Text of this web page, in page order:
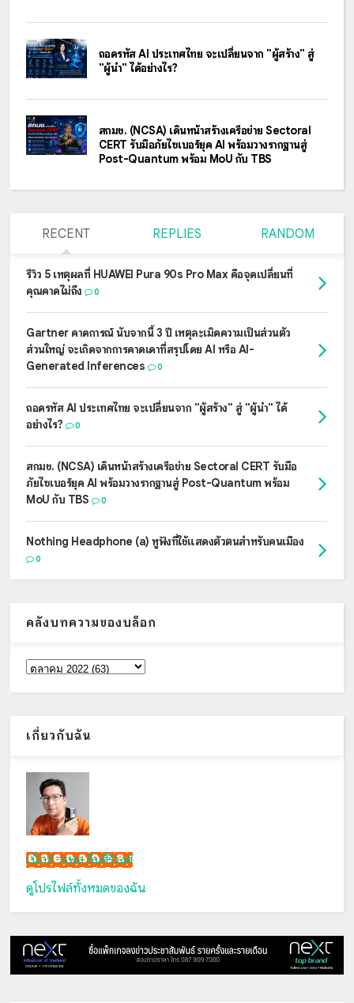
ถอดรหัส AI ประเทศไทย จะเปลี่ยนจาก "ผู้สร้าง" สู่
"ผู้นำ" ได้อย่างไร?
สกมช. (NCSA) เดินหน้าสร้างเครือข่าย Sectoral
CERT รับมือภัยไซเบอร์ยุค AI พร้อมวางรากฐานสู่
Post-Quantum พร้อม MoU กับ TBS
RECENT REPLIES RANDOM
รีวิว 5 เหตุผลที่ HUAWEI Pura 90s Pro Max คือจุดเปลี่ยนที่
คุณคาดไม่ถึง
0
Gartner คาดการณ์ นับจากนี้ 3 ปี เหตุละเมิดความเป็นส่วนตัว
ส่วนใหญ่ จะเกิดจากการคาดเดาที่สรุปโดย AI หรือ AI-
Generated Inferences
0
ถอดรหัส AI ประเทศไทย จะเปลี่ยนจาก "ผู้สร้าง" สู่ "ผู้นำ" ได้
อย่างไร?
0
สกมช. (NCSA) เดินหน้าสร้างเครือข่าย Sectoral CERT รับมือ
ภัยไซเบอร์ยุค AI พร้อมวางรากฐานสู่ Post-Quantum พร้อม
MoU กับ TBS
0
Nothing Headphone (a) หูฟังที่ใช้แสดงตัวตนสำหรับคนเมือง
0
คลังบทความของบล็อก
เกี่ยวกับฉัน
เน็กซ์ วรพล ลิ่มศิริวงศ์
ดูโปรไฟล์ทั้งหมดของฉัน